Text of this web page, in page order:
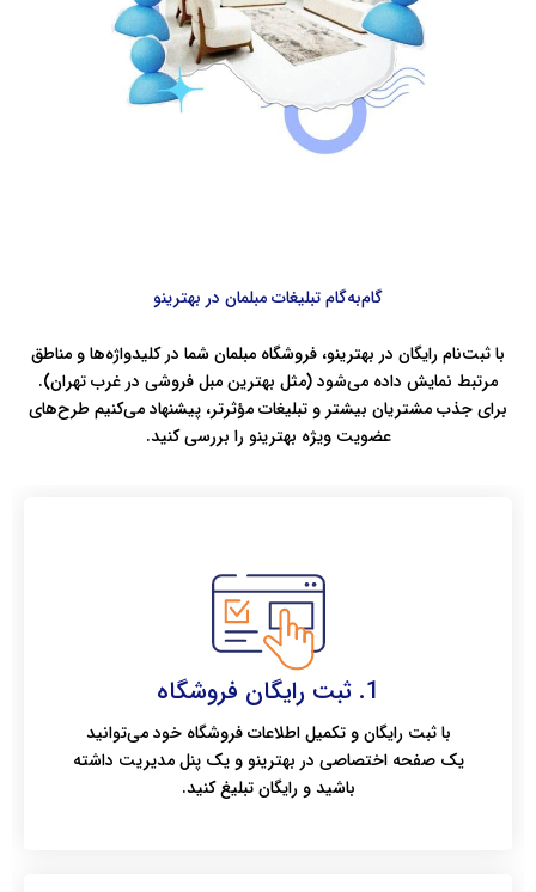
گام‌به‌گام تبلیغات مبلمان در بهترینو
با ثبت‌نام رایگان در بهترینو، فروشگاه مبلمان شما در کلیدواژه‌ها و مناطق
مرتبط نمایش داده می‌شود (مثل بهترین مبل فروشی در غرب تهران).
برای جذب مشتریان بیشتر و تبلیغات مؤثرتر، پیشنهاد می‌کنیم طرح‌های
عضویت ویژه بهترینو را بررسی کنید.
1. ثبت رایگان فروشگاه
با ثبت رایگان و تکمیل اطلاعات فروشگاه خود می‌توانید
یک صفحه اختصاصی در بهترینو و یک پنل مدیریت داشته
باشید و رایگان تبلیغ کنید.